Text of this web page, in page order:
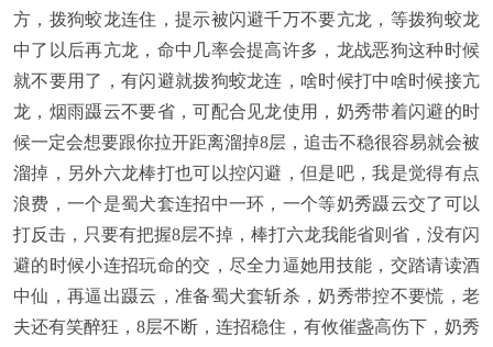
方，拨狗蛟龙连住，提示被闪避千万不要亢龙，等拨狗蛟龙
中了以后再亢龙，命中几率会提高许多，龙战恶狗这种时候
就不要用了，有闪避就拨狗蛟龙连，啥时候打中啥时候接亢
龙，烟雨蹑云不要省，可配合见龙使用，奶秀带着闪避的时
候一定会想要跟你拉开距离溜掉8层，追击不稳很容易就会被
溜掉，另外六龙棒打也可以控闪避，但是吧，我是觉得有点
浪费，一个是蜀犬套连招中一环，一个等奶秀蹑云交了可以
打反击，只要有把握8层不掉，棒打六龙我能省则省，没有闪
避的时候小连招玩命的交，尽全力逼她用技能，交踏请读酒
中仙，再逼出蹑云，准备蜀犬套斩杀，奶秀带控不要慌，老
夫还有笑醉狂，8层不断，连招稳住，有攸催盏高伤下，奶秀